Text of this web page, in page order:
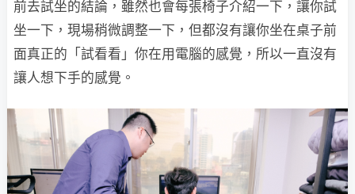
前去試坐的結論，雖然也會每張椅子介紹一下，讓你試
坐一下，現場稍微調整一下，但都沒有讓你坐在桌子前
面真正的「試看看」你在用電腦的感覺，所以一直沒有
讓人想下手的感覺。